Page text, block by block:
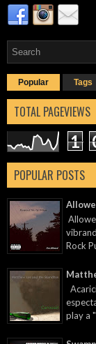
Popular Tags
TOTAL PAGEVIEWS
1
POPULAR POSTS
Rock
play a